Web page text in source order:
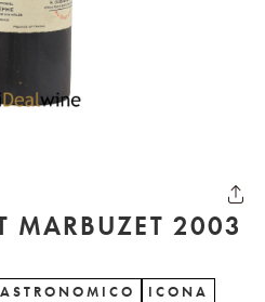
MARBUZET 2003
ICONA